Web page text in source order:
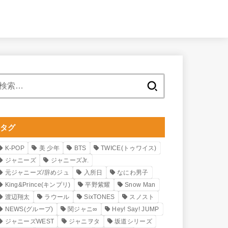
タグ
K-POP 美 少年 BTS
TWICE(トゥワイス)
ジャニーズ
ジャニーズJr.
元ジャニーズ/辞めジュ
入所日
なにわ男子
King&Prince(キンプリ)
平野紫耀
Snow Man
渡辺翔太
ラウール SixTONES
スノスト
NEWS(グループ)
関ジャニ∞
Hey! Say! JUMP
ジャニーズWEST
ジャニヲタ 坂道シリーズ